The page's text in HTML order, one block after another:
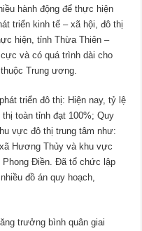
hành động để thực hiện
triển kinh tế – xã hội, đô thị
hiện, tỉnh Thừa Thiên –
và có quá trình dài cho
Trung ương.
triển đô thị: Hiện nay, tỷ lệ
toàn tỉnh đạt 100%; Quy
vực đô thị trung tâm như:
Hương Thủy và khu vực
Điền. Đã tổ chức lập
đồ án quy hoạch,
trưởng bình quân giai